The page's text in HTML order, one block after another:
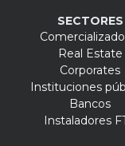
SECTORES
Real Estate
Corporates
Instituciones
Bancos
Instaladores